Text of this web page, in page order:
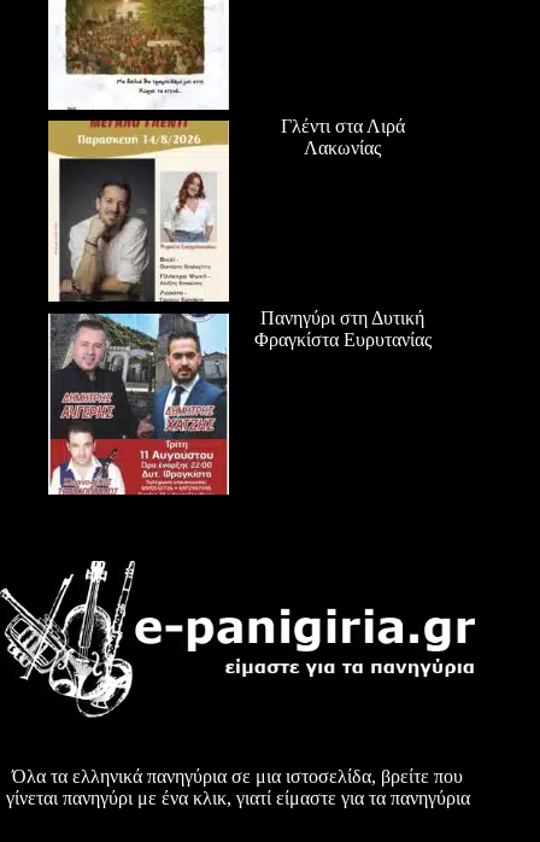
Γλέντι στα Λιρά
Λακωνίας
Πανηγύρι στη Δυτική
Φραγκίστα Ευρυτανίας
Όλα τα ελληνικά πανηγύρια σε μια ιστοσελίδα, βρείτε που
γίνεται πανηγύρι με ένα κλικ, γιατί είμαστε για τα πανηγύρια